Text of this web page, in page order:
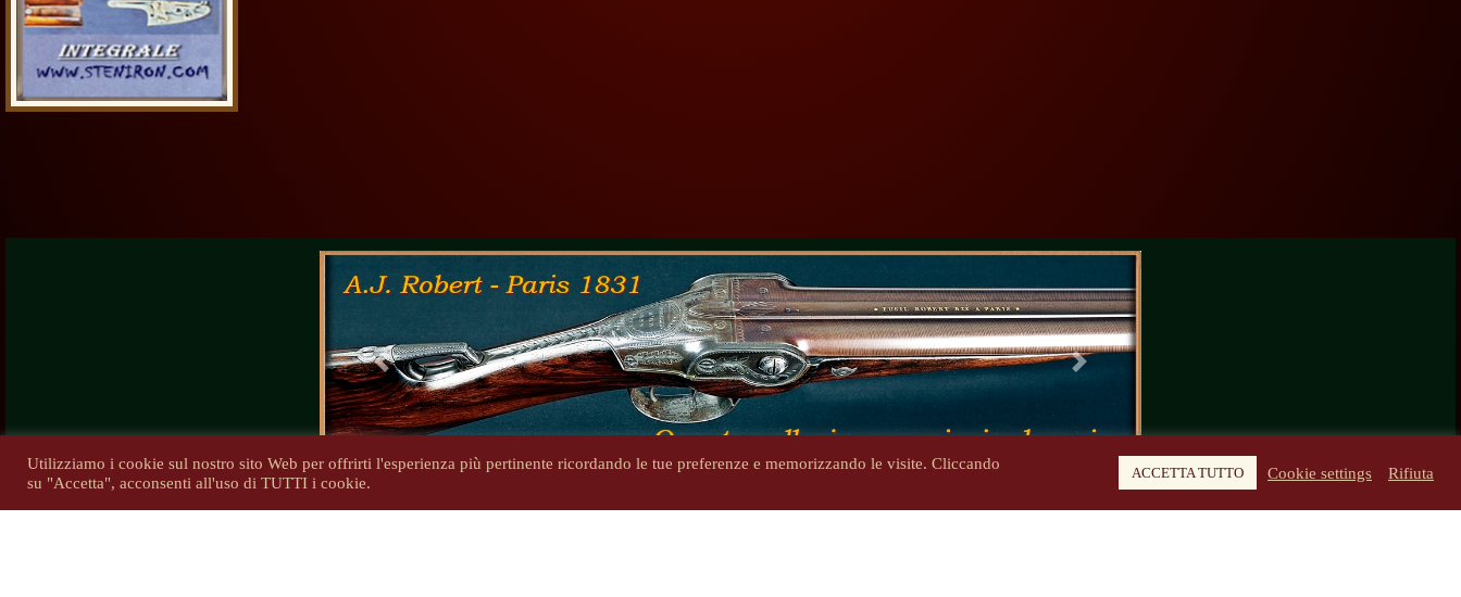
Previous Next
Copyright 2014-2026 - steniron.com - Tutti i diritti riservati
Utilizziamo i cookie sul nostro sito Web per offrirti l'esperienza più pertinente ricordando le tue preferenze e memorizzando le visite. Cliccando
su "Accetta", acconsenti all'uso di TUTTI i cookie.
ACCETTA TUTTO Cookie settings Rifiuta